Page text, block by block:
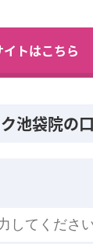
イトはこちら
池袋院の